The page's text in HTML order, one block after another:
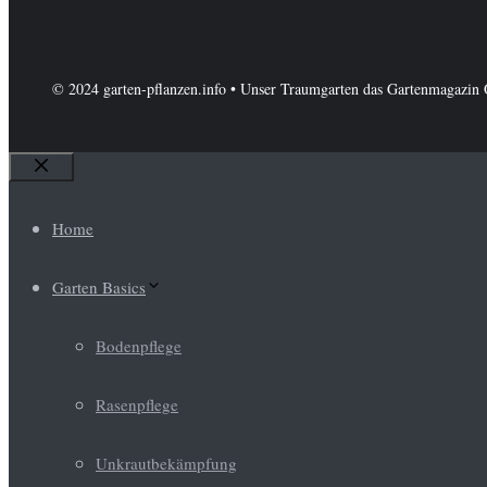
© 2024 garten-pflanzen.info • Unser Traumgarten das Gartenmagazin
Schließen
Home
Garten Basics
Bodenpflege
Rasenpflege
Unkrautbekämpfung